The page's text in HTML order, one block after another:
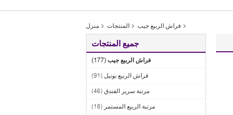
منزل المنتجات فراش الربيع جيب
جميع المنتجات
فراش الربيع جيب (177)
فراش الربيع بونيل (91)
مرتبة سرير الفندق (46)
مرتبة الربيع المستمر (18)